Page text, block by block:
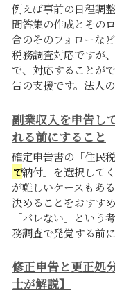
例えば事前の日程調
問答集の作成とそのロ
合のそのフォローな
税務調査対応ですが
で、対応することが
告の支援です。法人
副業収入を申告し
れる前にすること
確定申告書の「住民
で納付」を選択して
が難しいケースもあ
決めることをおすす
「バレない」という
務調査で発覚する前
修正申告と更正処
士が解説】